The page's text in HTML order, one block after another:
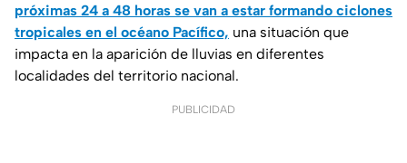
próximas 24 a 48 horas se van a estar formando ciclones
tropicales en el océano Pacífico, una situación que
impacta en la aparición de lluvias en diferentes
localidades del territorio nacional.
PUBLICIDAD